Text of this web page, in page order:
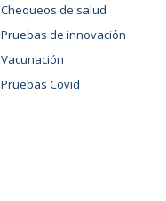
Chequeos de salud
Pruebas de innovación
Vacunación
Pruebas Covid